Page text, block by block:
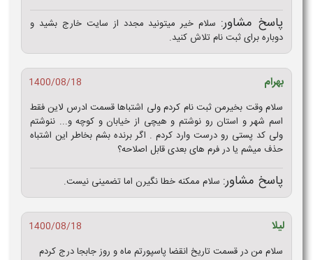
پاسخ مشاور: سلام خیر میتونید مجدد از سایت خارج بشید و
دوباره برای ثبت نام تلاش کنید.
بهرام
1400/08/18
سلام وقت بخیرمن ثبت نام کردم ولی اشتباها قسمت ادرس لاین فقط
اسم شهر و استان رو نوشتم و هیچی از خیابان و کوچه و... ننوشتم
ولی کد پستی رو درست وارد کردم . اگر برنده بشم بخاطر این اشتباه
حذف میشم یا در فرم های بعدی قابل اصلاحه؟
پاسخ مشاور: سلام ممکنه خطا نگیرن اما تضمینی نیست.
لیلا
1400/08/18
سلام من در قسمت تاریخ انقضا پاسپورتم ماه و روز جابجا درج کردم